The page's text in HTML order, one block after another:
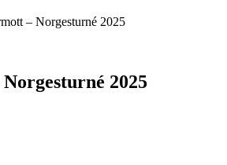
– Norgesturné 2025
2025